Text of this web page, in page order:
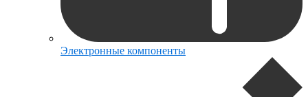
Электронные компоненты